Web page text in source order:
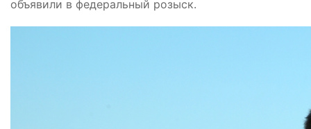
объявили в федеральный розыск.